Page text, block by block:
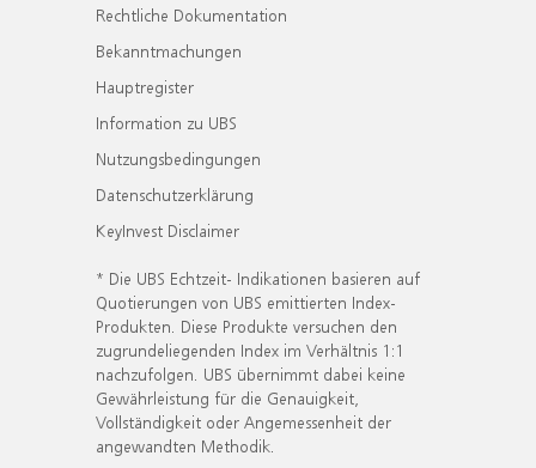
Rechtliche Dokumentation
Bekanntmachungen
Hauptregister
Information zu UBS
Nutzungsbedingungen
Datenschutzerklärung
KeyInvest Disclaimer
* Die UBS Echtzeit- Indikationen basieren auf
Quotierungen von UBS emittierten Index-
Produkten. Diese Produkte versuchen den
zugrundeliegenden Index im Verhältnis 1:1
nachzufolgen. UBS übernimmt dabei keine
Gewährleistung für die Genauigkeit,
Vollständigkeit oder Angemessenheit der
angewandten Methodik.